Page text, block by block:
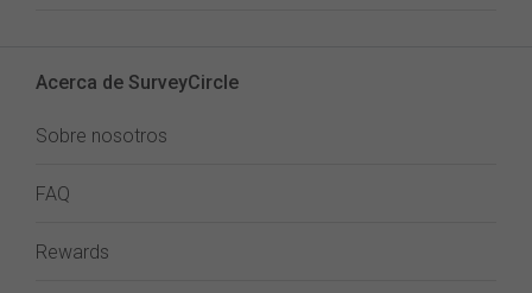
Acerca de SurveyCircle
Sobre nosotros
FAQ
Rewards